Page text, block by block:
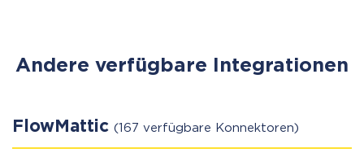
Andere verfügbare Integrationen
FlowMattic (167 verfügbare Konnektoren)